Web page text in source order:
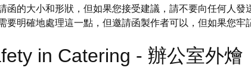
的大小和形狀，但如果您接受建議，請不要向任何人發
明確地處理這一點，但邀請函製作者可以，但如果您牢
in Catering - 辦公室外燴